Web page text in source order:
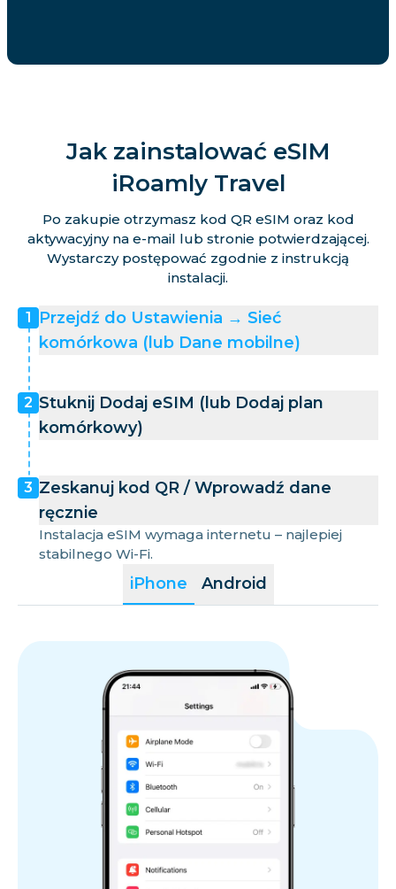
Jak zainstalować eSIM
iRoamly Travel
Po zakupie otrzymasz kod QR eSIM oraz kod
aktywacyjny na e-mail lub stronie potwierdzającej.
Wystarczy postępować zgodnie z instrukcją
instalacji.
iPhone Android
1
Przejdź do Ustawienia → Sieć
komórkowa (lub Dane mobilne)
2 Stuknij Dodaj eSIM (lub Dodaj plan
komórkowy)
3 Zeskanuj kod QR / Wprowadź dane
ręcznie
Instalacja eSIM wymaga internetu – najlepiej
stabilnego Wi-Fi.